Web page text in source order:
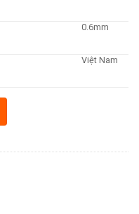
0.6mm
Việt Nam
- ĐEN quantity